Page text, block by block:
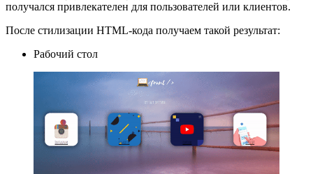
получался привлекателен для пользователей или клиентов.
После стилизации HTML-кода получаем такой результат:
Рабочий стол